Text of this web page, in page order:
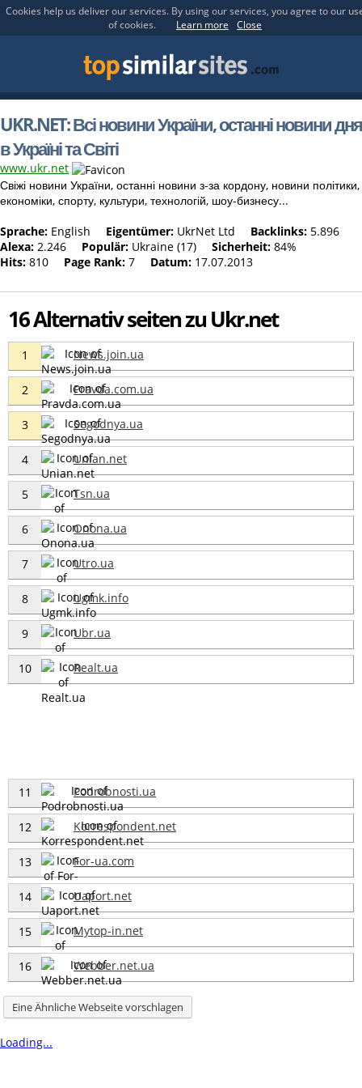
Cookies help us deliver our services. By using our services, you agree to our
of cookies.
Learn more Close
UKR.NET: Всі новини України, останні новини дня
в Україні та Світі
www.ukr.net
Свіжі новини України, останні новини з-за кордону, новини політики,
економіки, спорту, культури, технологій, шоу-бизнесу...
Sprache: English Eigentümer: UkrNet Ltd Backlinks: 5.896
Alexa: 2.246 Populär: Ukraine (17) Sicherheit: 84%
Hits: 810 Page Rank: 7 Datum: 17.07.2013
16 Alternativ seiten zu Ukr.net
1 News.join.ua
2 Pravda.com.ua
3 Segodnya.ua
4 Unian.net
5 Tsn.ua
6 Onona.ua
7 Utro.ua
8 Ugmk.info
9 Ubr.ua
10 Realt.ua
11 Podrobnosti.ua
12 Korrespondent.net
13 For-ua.com
14 Uaport.net
15 Mytop-in.net
16 Webber.net.ua
Eine Ähnliche Webseite vorschlagen
Loading...